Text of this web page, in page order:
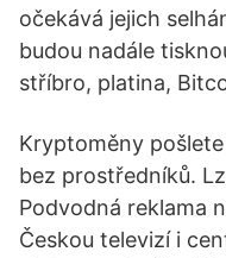
očekává jejich
budou nadále
stříbro, platina,
Kryptoměny
bez prostředníků.
Podvodná reklama
Českou televizí i